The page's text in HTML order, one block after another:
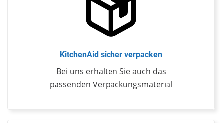
KitchenAid sicher verpacken
Bei uns erhalten Sie auch das
passenden Verpackungsmaterial